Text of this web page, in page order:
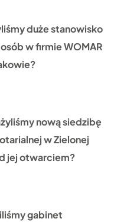
duże stanowisko
w firmie WOMAR
nową siedzibę
w Zielonej
jej otwarciem?
gabinet